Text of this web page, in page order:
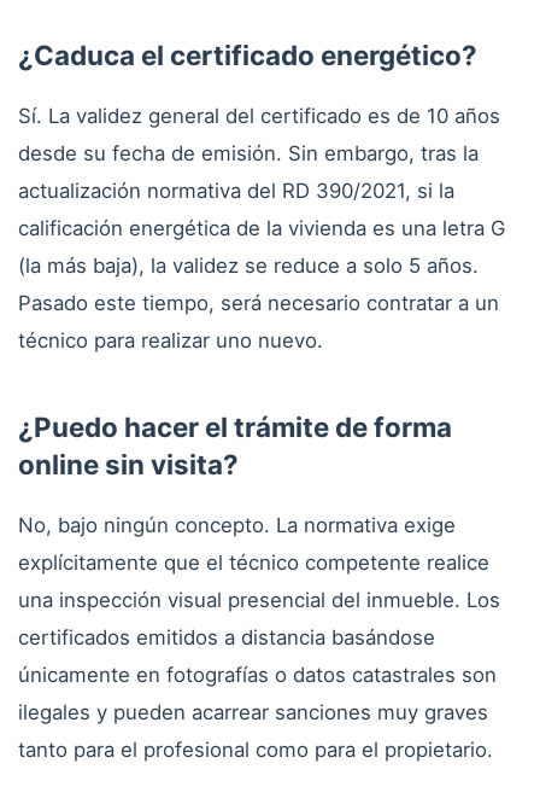
¿Caduca el certificado energético?
Sí. La validez general del certificado es de 10 años
desde su fecha de emisión. Sin embargo, tras la
actualización normativa del RD 390/2021, si la
calificación energética de la vivienda es una letra G
(la más baja), la validez se reduce a solo 5 años.
Pasado este tiempo, será necesario contratar a un
técnico para realizar uno nuevo.
¿Puedo hacer el trámite de forma
online sin visita?
No, bajo ningún concepto. La normativa exige
explícitamente que el técnico competente realice
una inspección visual presencial del inmueble. Los
certificados emitidos a distancia basándose
únicamente en fotografías o datos catastrales son
ilegales y pueden acarrear sanciones muy graves
tanto para el profesional como para el propietario.